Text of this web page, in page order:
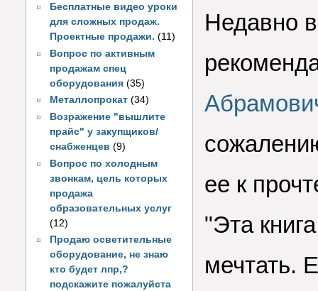
Бесплатные видео уроки
для сложных продаж.
Проектные продажи. (11)
Вопрос по активным
продажам спец
оборудования (35)
Металлопрокат (34)
Возражение "вышлите
прайс" у закупщиков/
снабженцев (9)
Вопрос по холодным
звонкам, цель которых
продажа
образовательных услуг
(12)
Продаю осветительные
оборудование, не знаю
кто будет лпр,?
подскажите пожалуйста
Недавно
ее к
"Эта
мечтать.